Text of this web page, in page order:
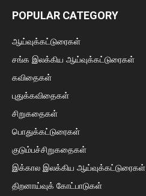
POPULAR CATEGORY
ஆய்வுக்கட்டுரைகள்
சங்க இலக்கிய ஆய்வுக்கட்டுரைகள்
கவிதைகள்
புதுக்கவிதைகள்
சிறுகதைகள்
பொதுக்கட்டுரைகள்
குடும்பச்சிறுகதைகள்
இக்கால இலக்கிய ஆய்வுக்கட்டுரைகள்
திறனாய்வுக் கோட்பாடுகள்